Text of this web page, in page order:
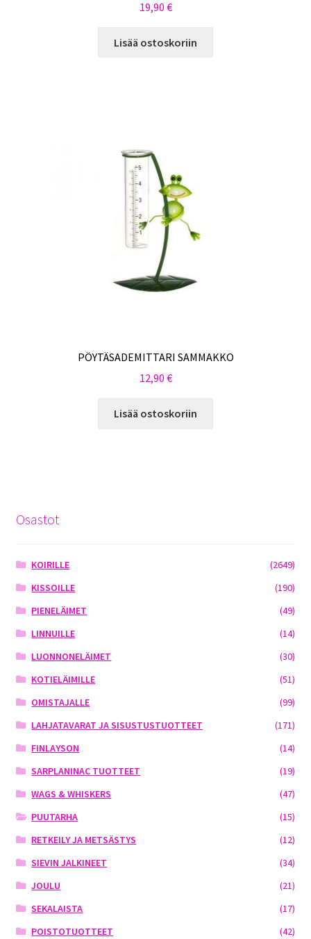
19,90 €
Lisää ostoskoriin
PÖYTÄSADEMITTARI SAMMAKKO
12,90 €
Lisää ostoskoriin
Osastot
KOIRILLE
(2649)
KISSOILLE
(190)
PIENELÄIMET
(49)
LINNUILLE
(14)
LUONNONELÄIMET
(30)
KOTIELÄIMILLE
(51)
OMISTAJALLE
(99)
LAHJATAVARAT JA SISUSTUSTUOTTEET
(171)
FINLAYSON
(14)
SARPLANINAC TUOTTEET
(19)
WAGS & WHISKERS
(47)
PUUTARHA
(15)
RETKEILY JA METSÄSTYS
(12)
SIEVIN JALKINEET
(34)
JOULU
(21)
SEKALAISTA
(17)
POISTOTUOTTEET
(42)